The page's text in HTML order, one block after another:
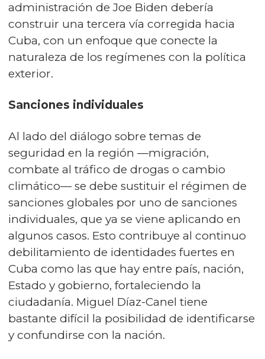
administración de Joe Biden debería
construir una tercera vía corregida hacia
Cuba, con un enfoque que conecte la
naturaleza de los regímenes con la política
exterior.
Sanciones individuales
Al lado del diálogo sobre temas de
seguridad en la región —migración,
combate al tráfico de drogas o cambio
climático— se debe sustituir el régimen de
sanciones globales por uno de sanciones
individuales, que ya se viene aplicando en
algunos casos. Esto contribuye al continuo
debilitamiento de identidades fuertes en
Cuba como las que hay entre país, nación,
Estado y gobierno, fortaleciendo la
ciudadanía. Miguel Díaz-Canel tiene
bastante difícil la posibilidad de identificarse
y confundirse con la nación.